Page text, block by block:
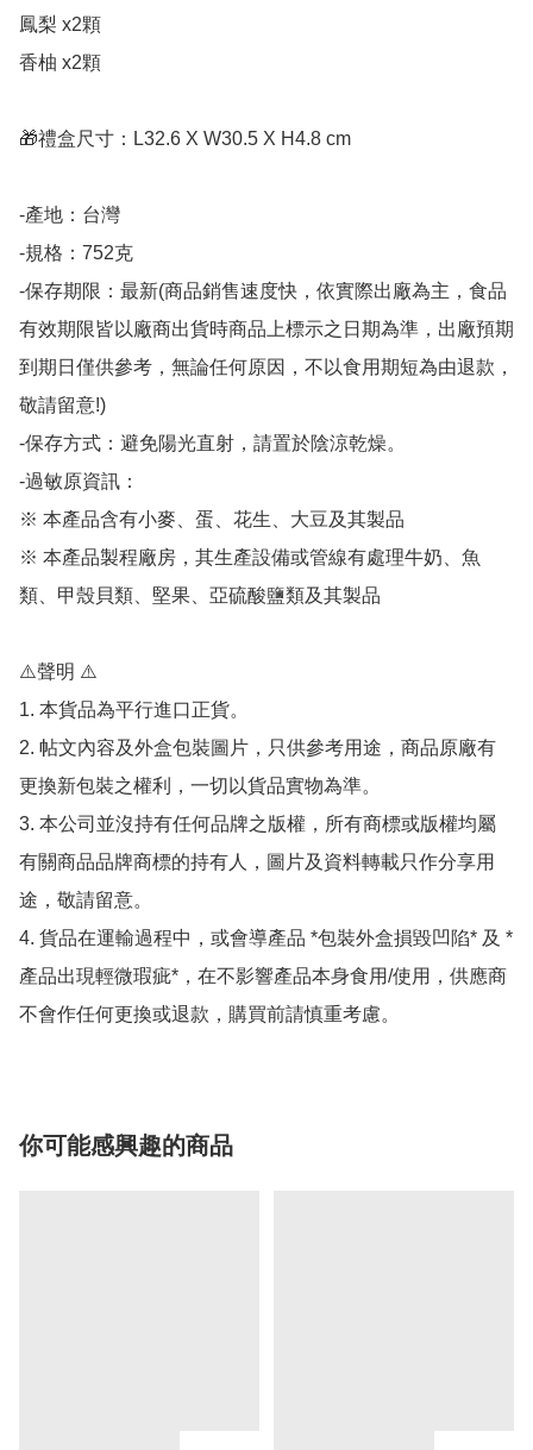
鳳梨 x2顆
香柚 x2顆
🎁禮盒尺寸：L32.6 X W30.5 X H4.8 cm
-產地：台灣
-規格：752克
-保存期限：最新(商品銷售速度快，依實際出廠為主，食品
有效期限皆以廠商出貨時商品上標示之日期為準，出廠預期
到期日僅供參考，無論任何原因，不以食用期短為由退款，
敬請留意!)
-保存方式：避免陽光直射，請置於陰涼乾燥。
-過敏原資訊：
※ 本產品含有小麥、蛋、花生、大豆及其製品
※ 本產品製程廠房，其生產設備或管線有處理牛奶、魚
類、甲殼貝類、堅果、亞硫酸鹽類及其製品
⚠️聲明 ⚠️
1. 本貨品為平行進口正貨。
2. 帖文內容及外盒包裝圖片，只供參考用途，商品原廠有
更換新包裝之權利，一切以貨品實物為準。
3. 本公司並沒持有任何品牌之版權，所有商標或版權均屬
有關商品品牌商標的持有人，圖片及資料轉載只作分享用
途，敬請留意。
4. 貨品在運輸過程中，或會導產品 *包裝外盒損毀凹陷* 及 *
產品出現輕微瑕疵*，在不影響產品本身食用/使用，供應商
你可能感興趣的商品